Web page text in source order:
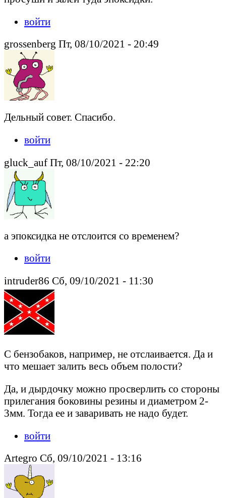
войти
grossenberg Пт, 08/10/2021 - 20:49
Дельный совет. Спасибо.
войти
gluck_auf Пт, 08/10/2021 - 22:20
а эпоксидка не отслоится со временем?
войти
intruder86 Сб, 09/10/2021 - 11:30
С бензобаков, например, не отслаивается. Да и
что мешает залить весь объем полости?
Да, и дырдочку можно просверлить со стороны
прилегания боковины резины и диаметром 2-
3мм. Тогда ее и заваривать не надо будет.
войти
Artegro Сб, 09/10/2021 - 13:16